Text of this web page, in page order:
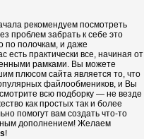
рекомендуем посмотреть
проблем забрать к себе это
по полочкам, и даже
есть практически все, начиная от
рамками. Вы можете
плюсом сайта является то, что
файлообмеников, и Вы
всю подборку — не везде
как простых так и более
помогут вам создать что-то
дополнением! Желаем
!